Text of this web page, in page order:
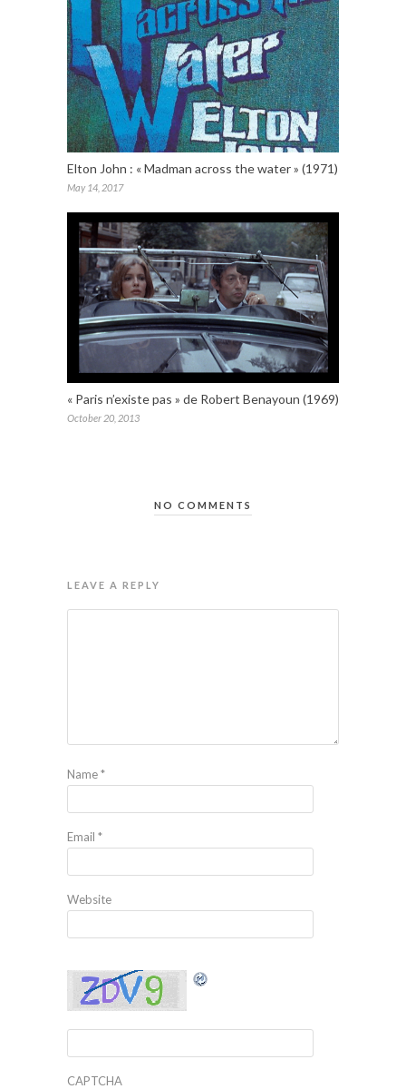
Elton John : « Madman across the water » (1971)
May 14, 2017
« Paris n’existe pas » de Robert Benayoun (1969)
October 20, 2013
NO COMMENTS
LEAVE A REPLY
Name*
Email *
Website
CAPTCHA